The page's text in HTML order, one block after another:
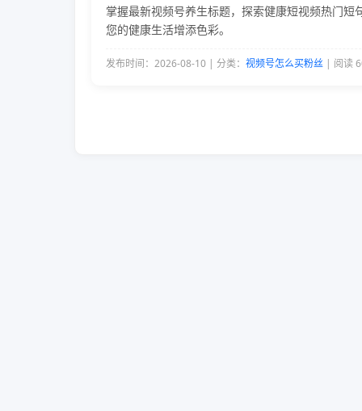
掌握最新视频号养生标题，探索健康短视频热门短
您的健康生活增添色彩。
发布时间：2026-08-10 | 分类： 视频号怎么买粉丝 | 阅读